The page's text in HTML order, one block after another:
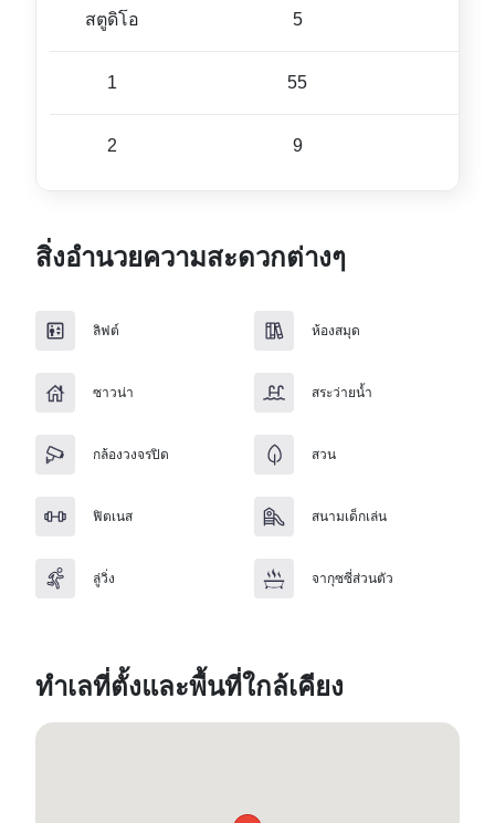
สตูดิโอ 5
1 55
2 9
สิ่งอำนวยความสะดวกต่างๆ
ลิฟต์ ห้องสมุด
ซาวน่า สระว่ายน้ำ
กล้องวงจรปิด สวน
ฟิตเนส สนามเด็กเล่น
ลู่วิ่ง จากุซซี่ส่วนตัว
ทำเลที่ตั้งและพื้นที่ใกล้เคียง